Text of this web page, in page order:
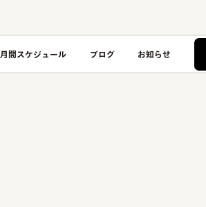
月間スケジュール ブログ お知らせ